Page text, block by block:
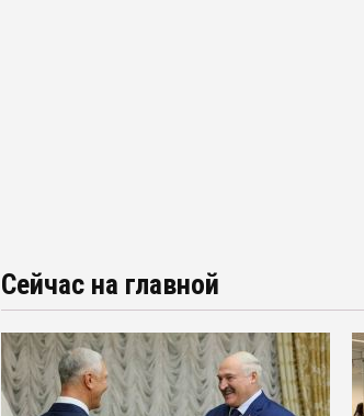
Сейчас на главной